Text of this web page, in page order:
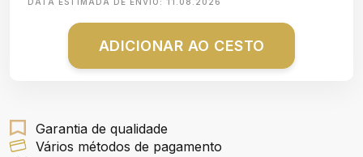
ADICIONAR AO CESTO
Garantia de qualidade
Vários métodos de pagamento